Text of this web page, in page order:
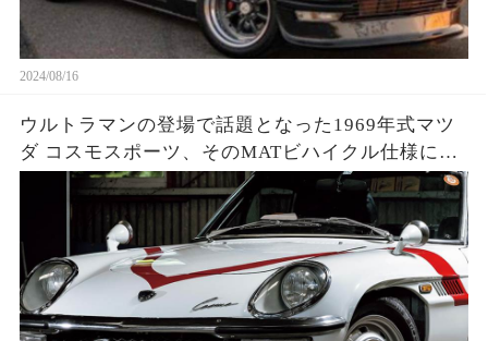
2024/08/16
ウルトラマンの登場で話題となった1969年式マツ
ダ コスモスポーツ、そのMATビハイクル仕様に隠
された驚きの秘密とは？